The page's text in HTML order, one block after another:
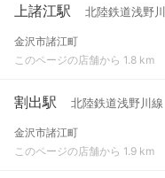
上諸江駅 北陸鉄道浅野
金沢市諸江町
このページの店舗から 1.8 km
割出駅 北陸鉄道浅野川線
金沢市諸江町
このページの店舗から 1.9 km